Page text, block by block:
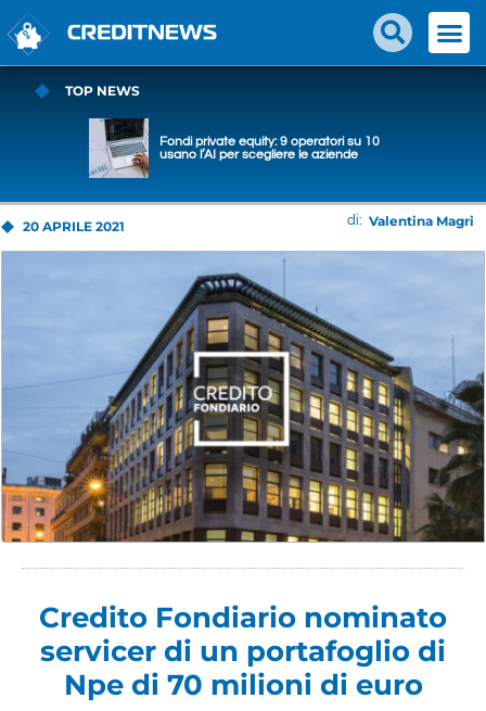
TOP NEWS
Fondi private equity: 9 operatori su 10
usano l’AI per scegliere le aziende
20 APRILE 2021 di: Valentina Magri
Credito Fondiario nominato
servicer di un portafoglio di
Npe di 70 milioni di euro